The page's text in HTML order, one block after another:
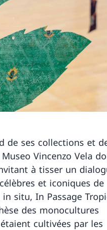
de ses collections et
Vincenzo Vela
à tisser un
et iconiques de
situ, In Passage
des monocultures
cultivées par les